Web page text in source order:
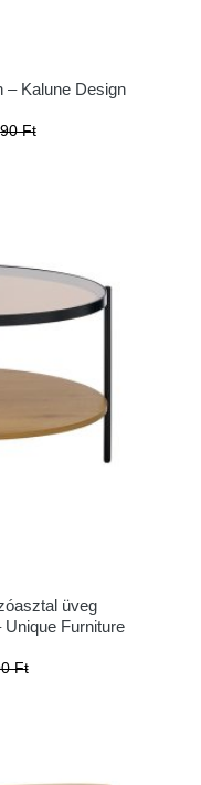
– Kalune Design
Ft
üveg
Furniture
Ft